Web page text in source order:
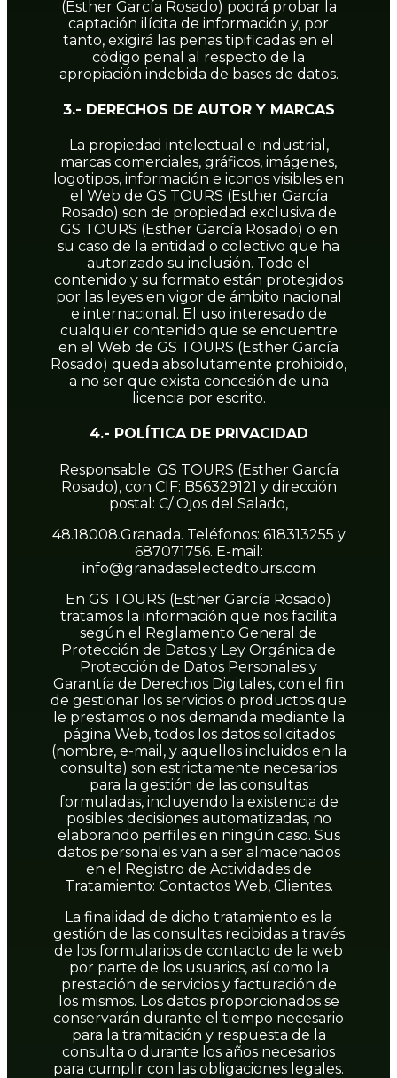
(Esther García Rosado) podrá probar la
captación ilícita de información y, por
tanto, exigirá las penas tipificadas en el
código penal al respecto de la
apropiación indebida de bases de datos.
3.- DERECHOS DE AUTOR Y MARCAS
La propiedad intelectual e industrial,
marcas comerciales, gráficos, imágenes,
logotipos, información e iconos visibles en
el Web de GS TOURS (Esther García
Rosado) son de propiedad exclusiva de
GS TOURS (Esther García Rosado) o en
su caso de la entidad o colectivo que ha
autorizado su inclusión. Todo el
contenido y su formato están protegidos
por las leyes en vigor de ámbito nacional
e internacional. El uso interesado de
cualquier contenido que se encuentre
en el Web de GS TOURS (Esther García
Rosado) queda absolutamente prohibido,
a no ser que exista concesión de una
licencia por escrito.
4.- POLÍTICA DE PRIVACIDAD
Responsable: GS TOURS (Esther García
Rosado), con CIF: B56329121 y dirección
postal: C/ Ojos del Salado,
48.18008.Granada. Teléfonos: 618313255 y
687071756. E-mail:
info@granadaselectedtours.com
En GS TOURS (Esther García Rosado)
tratamos la información que nos facilita
según el Reglamento General de
Protección de Datos y Ley Orgánica de
Protección de Datos Personales y
Garantía de Derechos Digitales, con el fin
de gestionar los servicios o productos que
le prestamos o nos demanda mediante la
página Web, todos los datos solicitados
(nombre, e-mail, y aquellos incluidos en la
consulta) son estrictamente necesarios
para la gestión de las consultas
formuladas, incluyendo la existencia de
posibles decisiones automatizadas, no
elaborando perfiles en ningún caso. Sus
datos personales van a ser almacenados
en el Registro de Actividades de
Tratamiento: Contactos Web, Clientes.
La finalidad de dicho tratamiento es la
gestión de las consultas recibidas a través
de los formularios de contacto de la web
por parte de los usuarios, así como la
prestación de servicios y facturación de
los mismos. Los datos proporcionados se
conservarán durante el tiempo necesario
para la tramitación y respuesta de la
consulta o durante los años necesarios
para cumplir con las obligaciones legales.